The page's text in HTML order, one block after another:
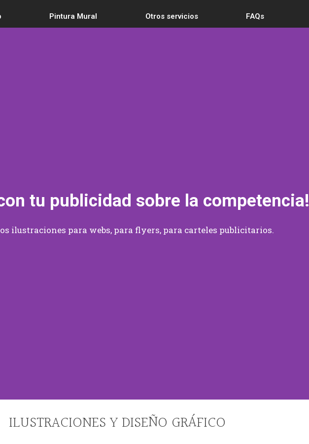
Pintura Mural Otros servicios FAQs
tu publicidad sobre la competencia!
ilustraciones para webs, para flyers, para carteles publicitarios.
ILUSTRACIONES Y DISEÑO GRÁFICO